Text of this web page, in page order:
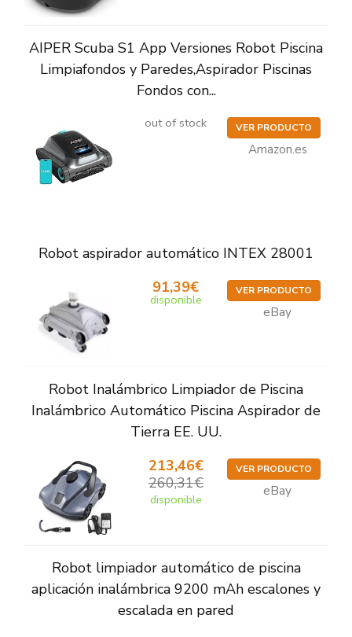
AIPER Scuba S1 App Versiones Robot Piscina
Limpiafondos y Paredes,Aspirador Piscinas
Fondos con...
out of stock VER PRODUCTO
Amazon.es
Robot aspirador automático INTEX 28001
91,39€
disponible
VER PRODUCTO
eBay
Robot Inalámbrico Limpiador de Piscina
Inalámbrico Automático Piscina Aspirador de
Tierra EE. UU.
213,46€
260,31€
disponible
VER PRODUCTO
eBay
Robot limpiador automático de piscina
aplicación inalámbrica 9200 mAh escalones y
escalada en pared